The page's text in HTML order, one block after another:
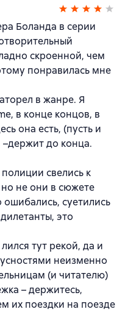
Боланда в серии
скроенной, чем
понравилась мне
в жанре. Я
в конце концов, в
она есть, (пусть и
до конца.
свелись к
не они в сюжете
суетились
это
тут рекой, да и
неизменно
(и читателю)
– держитесь,
их поездки на поезде